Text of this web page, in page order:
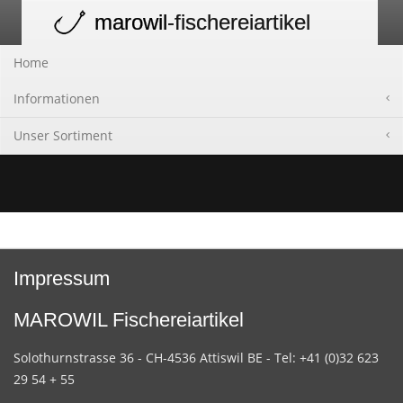
navigation
marowil-fischereiartikel
Home
Informationen
Unser Sortiment
Impressum
MAROWIL Fischereiartikel
Solothurnstrasse 36 - CH-4536 Attiswil BE - Tel: +41 (0)32 623
29 54 + 55